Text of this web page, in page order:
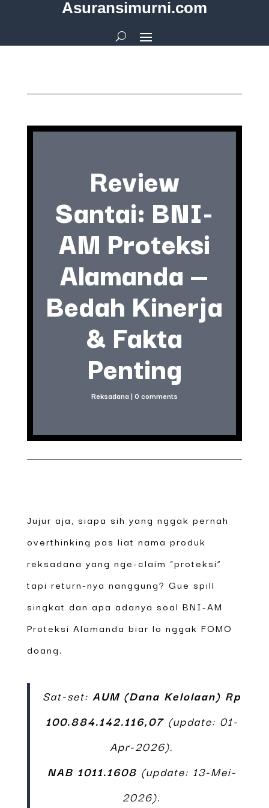
Asuransimurni.com
Review
Santai: BNI-
AM Proteksi
Alamanda —
Bedah Kinerja
& Fakta
Penting
Reksadana | 0 comments
Jujur aja, siapa sih yang nggak pernah
overthinking pas liat nama produk
reksadana yang nge-claim “proteksi”
tapi return-nya nanggung? Gue spill
singkat dan apa adanya soal BNI-AM
Proteksi Alamanda biar lo nggak FOMO
doang.
Sat-set: AUM (Dana Kelolaan) Rp
100.884.142.116,07(update: 01-
Apr-2026).
NAB 1011.1608 (update: 13-Mei-
2026).